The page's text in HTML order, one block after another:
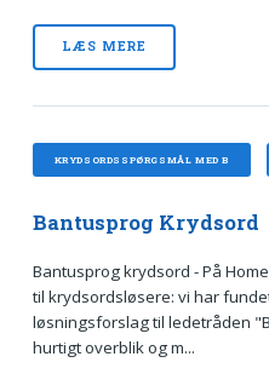
LÆS MERE
KRYDSORDSSPØRGSMÅL MED B
Bantusprog Krydsord
Bantusprog krydsord - På
til krydsordsløsere: vi har
løsningsforslag til ledetråden
hurtigt overblik og m...